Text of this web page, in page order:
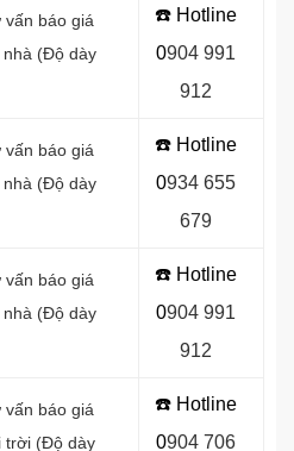
báo giá
nhà (Độ dày
☎️ Hotline
0904 991
912
báo giá
nhà (Độ dày
☎️ Hotline
0934 655
679
báo giá
nhà (Độ dày
☎️ Hotline
0904 991
912
báo giá
trời (Độ dày
☎️ Hotline
0904 706